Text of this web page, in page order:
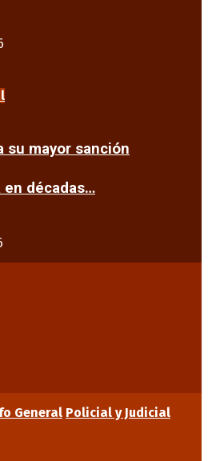
su mayor sanción
en décadas…
General Policial y Judicial